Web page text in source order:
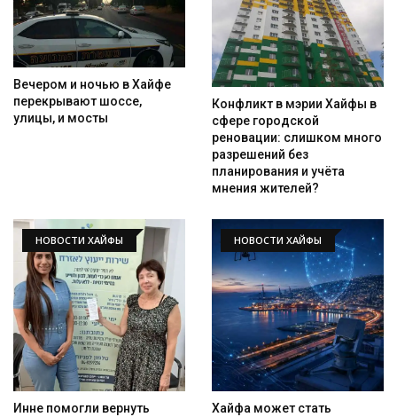
Вечером и ночью в Хайфе
перекрывают шоссе,
улицы, и мосты
Конфликт в мэрии Хайфы в
сфере городской
реновации: слишком много
разрешений без
планирования и учёта
мнения жителей?
НОВОСТИ ХАЙФЫ
Инне помогли вернуть
НОВОСТИ ХАЙФЫ
Хайфа может стать